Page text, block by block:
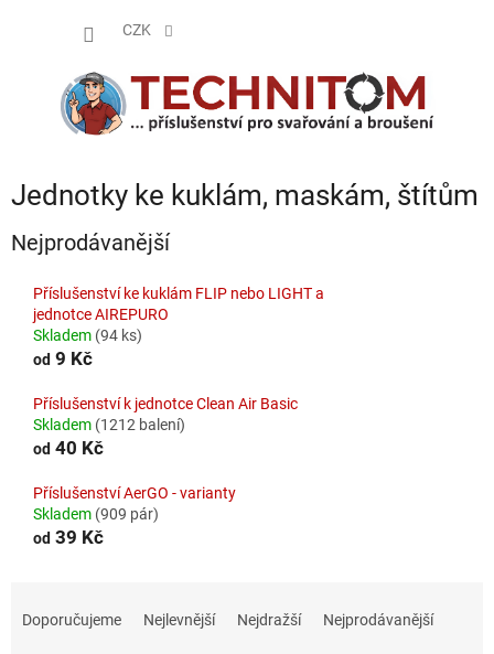
CZK
Jednotky ke kuklám, maskám, štítům
Nejprodávanější
Příslušenství ke kuklám FLIP nebo LIGHT a
jednotce AIREPURO
Skladem (94 ks)
od 9 Kč
Příslušenství k jednotce Clean Air Basic
Skladem (1212 balení)
od 40 Kč
Příslušenství AerGO - varianty
Skladem (909 pár)
od 39 Kč
Doporučujeme Nejlevnější Nejdražší Nejprodávanější